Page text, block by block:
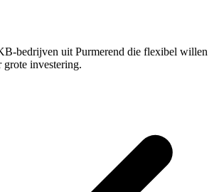
bedrijven uit Purmerend die flexibel willen
grote investering.